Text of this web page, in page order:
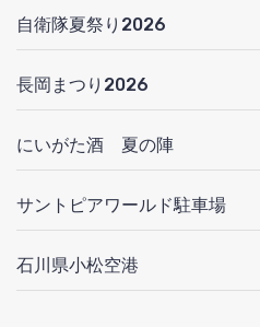
自衛隊夏祭り2026
長岡まつり2026
にいがた酒 夏の陣
サントピアワールド駐車場
石川県小松空港